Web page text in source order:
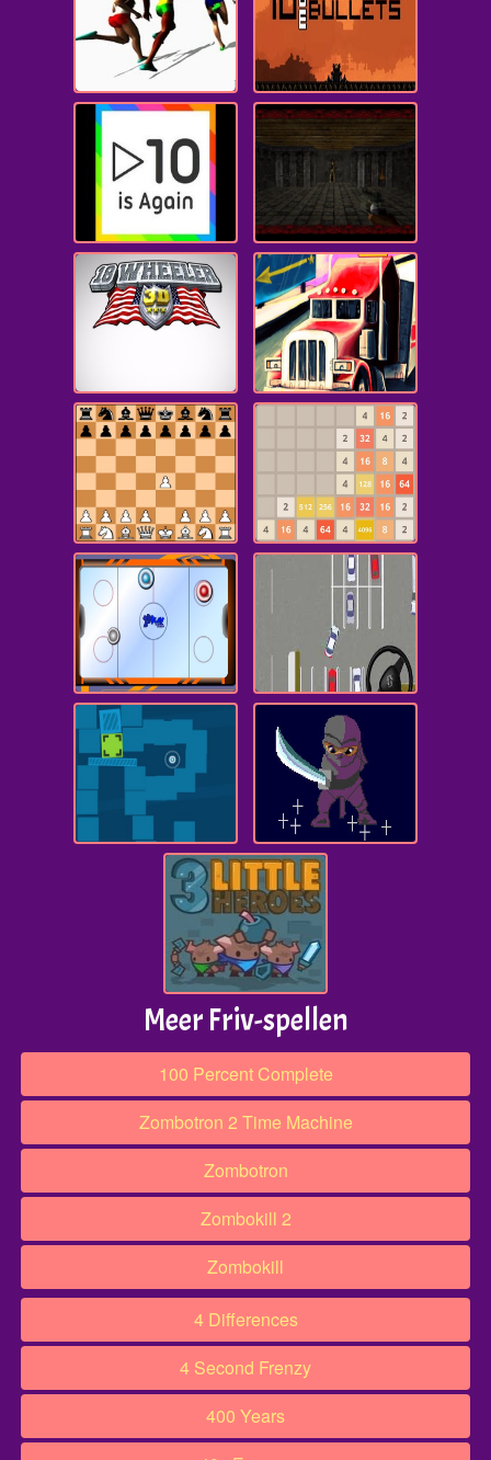
Meer Friv-spellen
100 Percent Complete
Zombotron 2 Time Machine
Zombotron
Zombokill 2
Zombokill
4 Differences
4 Second Frenzy
400 Years